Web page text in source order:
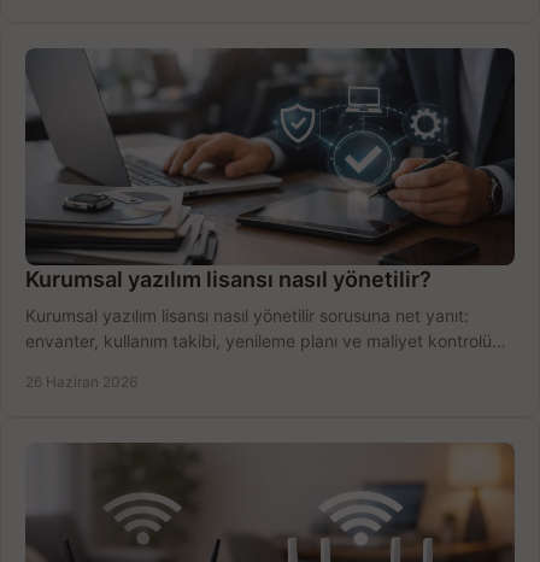
Kurumsal yazılım lisansı nasıl yönetilir?
Kurumsal yazılım lisansı nasıl yönetilir sorusuna net yanıt:
envanter, kullanım takibi, yenileme planı ve maliyet kontrolü
26 Haziran 2026